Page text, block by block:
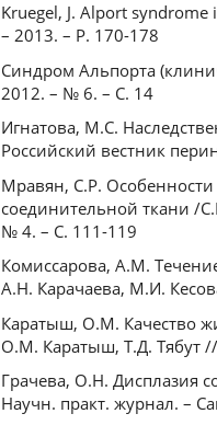
Kruegel, J. Alport syndrome
– 2013. – Р. 170-178
Синдром Альпорта
2012. – № 6. – С. 14
Игнатова, М.С.
Российский вестник
Мравян, С.Р.
соединительной ткани /
№ 4. – С. 111-119
Комиссарова, А.М.
А.Н. Карачаева, М.И.
Каратыш, О.М. Качество
О.М. Каратыш, Т.Д. Тябут
Грачева, О.Н. Дисплазия
Научн. практ. журнал. –